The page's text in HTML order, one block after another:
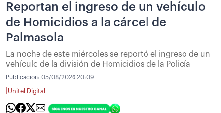
Reportan el ingreso de un vehículo
de Homicidios a la cárcel de
Palmasola
La noche de este miércoles se reportó el ingreso de un
vehículo de la división de Homicidios de la Policía
Publicación: 05/08/2026 20:09
Unitel Digital